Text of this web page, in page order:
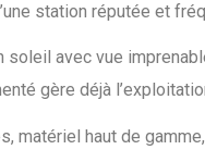
station réputée et
avec vue
gère déjà
matériel haut de